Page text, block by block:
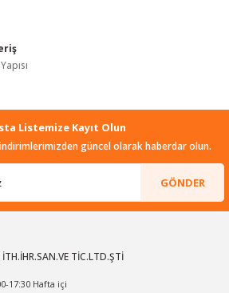
Listemize Kayıt Olun
indirimlerimizden güncel olarak haberdar olun.
GÖNDER
TİC.LTD.ŞTİ
17:30 Hafta içi